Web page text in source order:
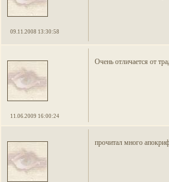
09.11.2008 13:30:58
11.06.2009 16:00:24
Очень отличается от
прочитал много